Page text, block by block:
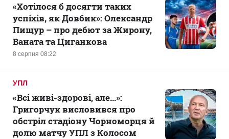
8 серпня 08:22
«Хотілося б досягти таких
успіхів, як Довбик»: Олександр
Пищур – про дебют за Жирону,
Ваната та Циганкова
УПЛ
«Всі живі-здорові, але...»:
Григорчук висловився про
обстріл стадіону Чорноморця й
долю матчу УПЛ з Колосом